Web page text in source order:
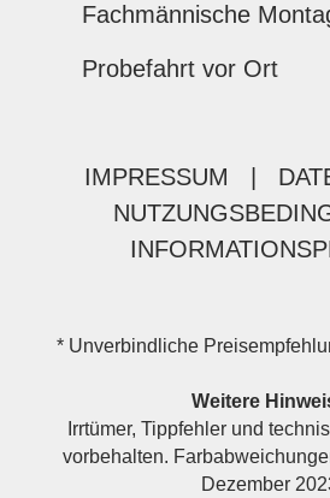
Fachmännische
Probefahrt vor Ort
IMPRESSUM
* Unverbindliche
Weitere
Irrtümer, Tippfehler und
vorbehalten.
Dezember